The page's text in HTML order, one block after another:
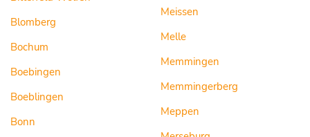
Blomberg
Bochum
Boebingen
Boeblingen
Bonn
Meissen
Melle
Memmingen
Memmingerberg
Meppen